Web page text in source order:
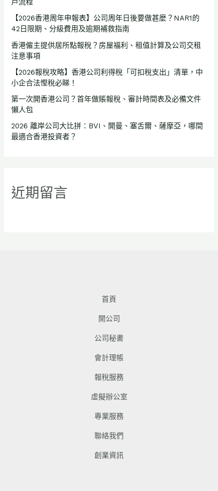
戶流程
【2026香港周年申報表】公司周年日後要做甚麼？NAR1的
42日限期、分級費用及逾期補救指南
香港僱主提供居所點報稅？房屋福利、租值計算及公司交租
注意事項
【2026報稅攻略】香港公司利得稅「可扣稅支出」清單，中
小企合法慳稅必睇！
第一次開香港公司？首年做賬報稅、審計時間表及必備文件
懶人包
2026 離岸公司大比拼：BVI、開曼、塞舌爾、薩摩亞，哪間
最適合香港投資者？
近期留言
首頁
開公司
公司秘書
會計理帳
報稅服務
虛擬辦公室
專業服務
聯絡我們
創業資訊